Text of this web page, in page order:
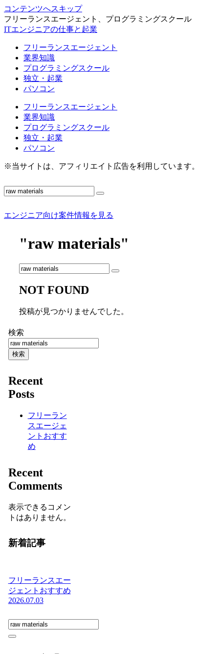
コンテンツへスキップ
フリーランスエージェント、プログラミングスクール
ITエンジニアの仕事と起業
フリーランスエージェント
業界知識
プログラミングスクール
独立・起業
パソコン
フリーランスエージェント
業界知識
プログラミングスクール
独立・起業
パソコン
※当サイトは、アフィリエイト広告を利用しています。
エンジニア向け案件情報を見る
"raw materials"
NOT FOUND
投稿が見つかりませんでした。
検索
検索
Recent
Posts
フリーラン
スエージェ
ントおすす
め
Recent
Comments
表示できるコメン
トはありません。
新着記事
フリーランスエー
ジェントおすすめ
2026.07.03